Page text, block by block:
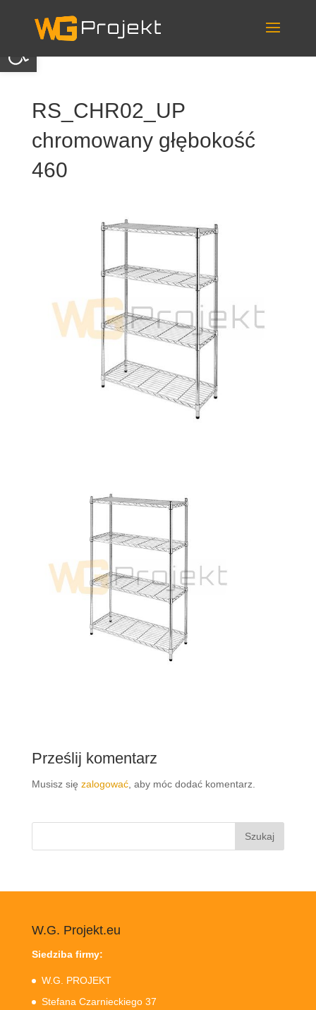
Otwórz pasek narzędzi
content
RS_CHR02_UP
chromowany głębokość
460
Prześlij komentarz
Musisz się zalogować, aby móc dodać komentarz.
Szukaj:
W.G. Projekt.eu
Siedziba firmy:
W.G. PROJEKT
Stefana Czarnieckiego 37